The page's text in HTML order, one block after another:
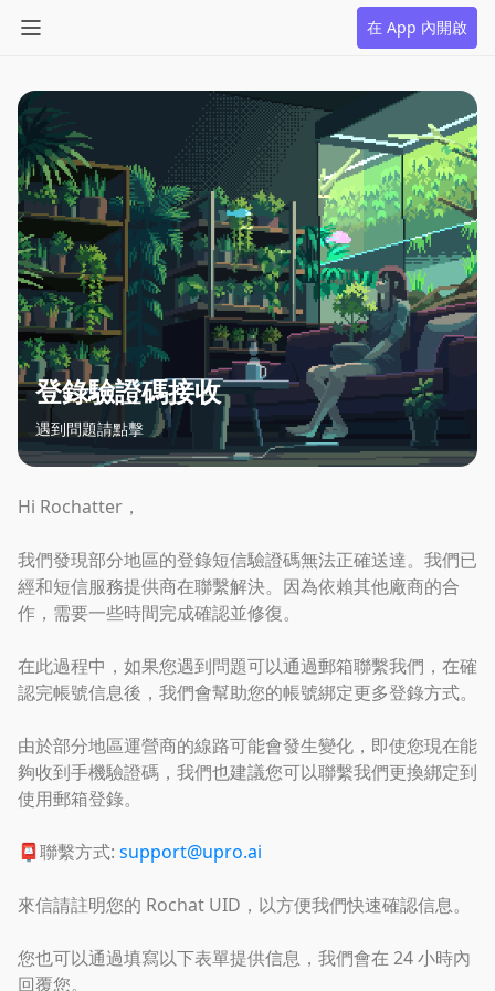
在 App 內開啟
登錄驗證碼接收
遇到問題請點擊
Hi Rochatter，
我們發現部分地區的登錄短信驗證碼無法正確送達。我們已
經和短信服務提供商在聯繫解決。因為依賴其他廠商的合
作，需要一些時間完成確認並修復。
在此過程中，如果您遇到問題可以通過郵箱聯繫我們，在確
認完帳號信息後，我們會幫助您的帳號綁定更多登錄方式。
由於部分地區運營商的線路可能會發生變化，即使您現在能
夠收到手機驗證碼，我們也建議您可以聯繫我們更換綁定到
使用郵箱登錄。
📮聯繫方式: support@upro.ai
來信請註明您的 Rochat UID，以方便我們快速確認信息。
您也可以通過填寫以下表單提供信息，我們會在 24 小時內
回覆您。